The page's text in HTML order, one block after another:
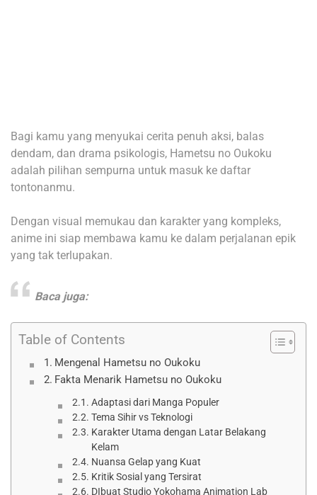
Bagi kamu yang menyukai cerita penuh aksi, balas
dendam, dan drama psikologis, Hametsu no Oukoku
adalah pilihan sempurna untuk masuk ke daftar
tontonanmu.
Dengan visual memukau dan karakter yang kompleks,
anime ini siap membawa kamu ke dalam perjalanan epik
yang tak terlupakan.
Baca juga:
Table of Contents
Mengenal Hametsu no Oukoku
Fakta Menarik Hametsu no Oukoku
Adaptasi dari Manga Populer
Tema Sihir vs Teknologi
Karakter Utama dengan Latar Belakang
Kelam
Nuansa Gelap yang Kuat
Kritik Sosial yang Tersirat
DIbuat Studio Yokohama Animation Lab